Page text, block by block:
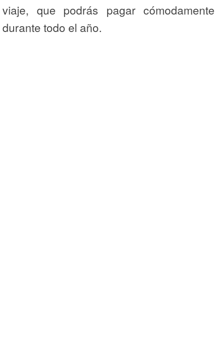
viaje, que podrás pagar cómodamente
durante todo el año.